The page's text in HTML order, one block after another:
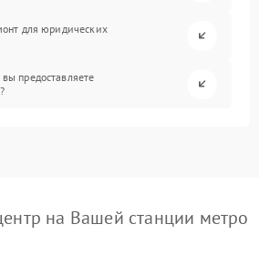
для юридических
предоставляете
на Вашей станции метро